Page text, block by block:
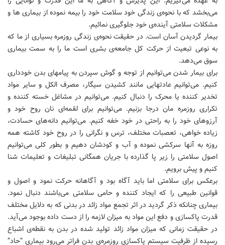
می‌بخشد که با نحوه‌ی زندگی خود سلامت خود را بیمه نموده از بیماری ها و
مشکلات سلامتی آینده‌ی خود جلوگیری نمائیم.
بیمار گردیدن آسان است. در حقیقت نحوه‌ی زندگی روزمره بسیاری از ما که
به نوعی تبعیت از حرکت کل جامعه‌ی بشری است ما را به سمت بیماری
سوق می‌دهد.
برای بیمار شدن می‌توانیم از توجه و گوش سپردن به پیامهای بدن خودداری
کنیم. می‌توانیم عادتهایی مانند کشیدن سیگار، مصرف الکل و سایر مواد
تخدیر کننده یا محرک را دنبال کنیم. می‌توانیم در مشاغل خسته کننده و
تکراری روزمره مان درجا بزنیم. می‌توانیم برای لقمه‌ای نان روح خود و
آرزوهای خود را به راحتی در خود خفه کنیم. می‌توانیم دانه‌های حسادت،
زیاده خواهی، تعصبات مختلف، ترس و نگرانی را در روح خود کاشته همه
روزه به آنها سرکشی نموده و آب و کودشان دهیم و بطور کلی می‌توانیم
اصول سلامتی را زیر پا گذارده با جریان همگانی تبلیغات و تعلیمات شنا
کنیم و پیش برویم.
برعکس برای سلامتی اما باید آگاه بود و آگاهانه حرکت نمود و اصول و
قوانین طبیعی را که ایجاد کننده و حامی سلامتی می‌باشند دنبال نمود.
بیماری چنانکه ذکر گردید در اثر تجمع مواد زائد در بدنی که به دلایل مختلف
قدرت پاکسازی و دفع این مواد به میزان لازمه را از دست داده بوجود می‌آید.
در حقیقت زمانی که میزان مواد زائد تولید شده در بدن به نقطه‌ی اشباع
رسیده از ظرفیت سیستم پاکسازی روزمره‌ی بدن فراتر می‌رود بیماری “حاد”